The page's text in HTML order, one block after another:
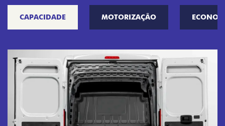
CAPACIDADE MOTORIZAÇÃO